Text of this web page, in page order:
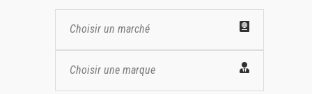
Choisir un marché
Choisir une marque